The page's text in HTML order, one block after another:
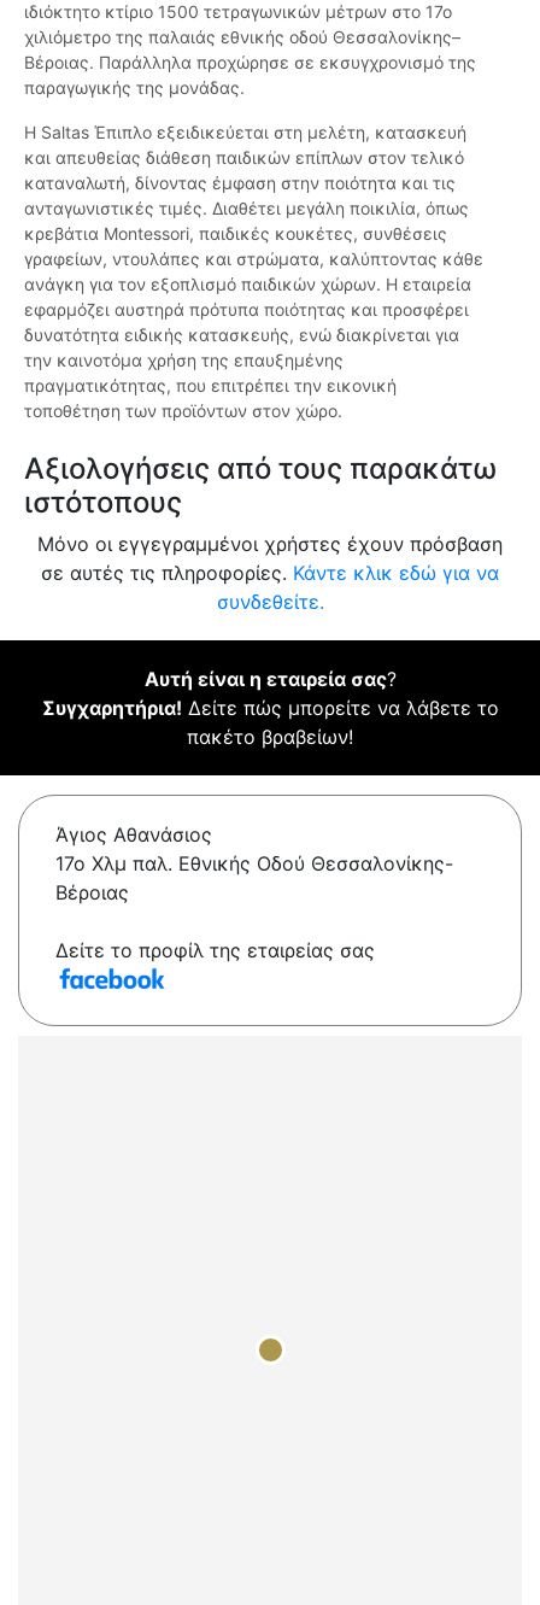
ιδιόκτητο κτίριο 1500 τετραγωνικών μέτρων στο 17ο
χιλιόμετρο της παλαιάς εθνικής οδού Θεσσαλονίκης–
Βέροιας. Παράλληλα προχώρησε σε εκσυγχρονισμό της
παραγωγικής της μονάδας.
Η Saltas Έπιπλο εξειδικεύεται στη μελέτη, κατασκευή
και απευθείας διάθεση παιδικών επίπλων στον τελικό
καταναλωτή, δίνοντας έμφαση στην ποιότητα και τις
ανταγωνιστικές τιμές. Διαθέτει μεγάλη ποικιλία, όπως
κρεβάτια Montessori, παιδικές κουκέτες, συνθέσεις
γραφείων, ντουλάπες και στρώματα, καλύπτοντας κάθε
ανάγκη για τον εξοπλισμό παιδικών χώρων. Η εταιρεία
εφαρμόζει αυστηρά πρότυπα ποιότητας και προσφέρει
δυνατότητα ειδικής κατασκευής, ενώ διακρίνεται για
την καινοτόμα χρήση της επαυξημένης
πραγματικότητας, που επιτρέπει την εικονική
τοποθέτηση των προϊόντων στον χώρο.
Αξιολογήσεις από τους παρακάτω
ιστότοπους
Μόνο οι εγγεγραμμένοι χρήστες έχουν πρόσβαση
σε αυτές τις πληροφορίες. Κάντε κλικ εδώ για να
συνδεθείτε.
Αυτή είναι η εταιρεία σας?
Συγχαρητήρια! Δείτε πώς μπορείτε να λάβετε το
πακέτο βραβείων!
Άγιος Αθανάσιος
17ο Χλμ παλ. Εθνικής Οδού Θεσσαλονίκης-
Βέροιας
Δείτε το προφίλ της εταιρείας σας